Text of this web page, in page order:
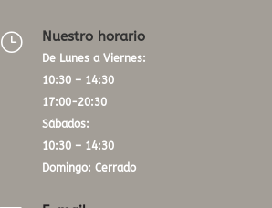
} Nuestro horario
De Lunes a Viernes:
10:30 – 14:30
17:00-20:30
Sábados:
10:30 – 14:30
Domingo: Cerrado